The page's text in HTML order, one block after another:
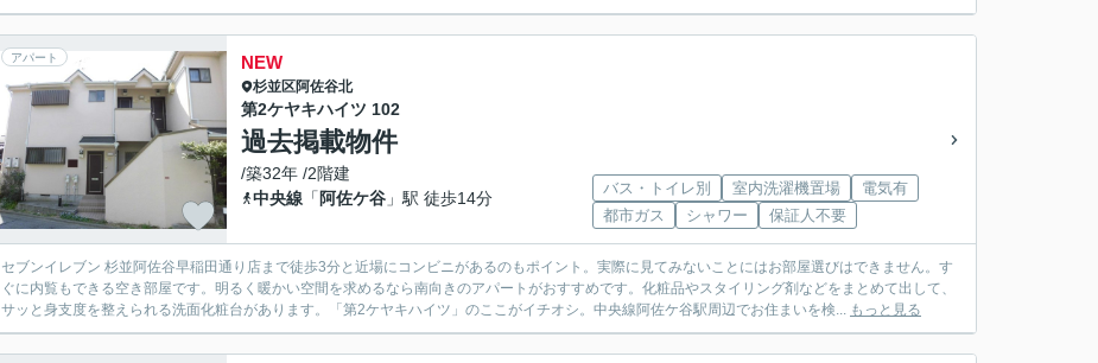
アパート NEW
杉並区阿佐谷北
第2ケヤキハイツ 102
過去掲載物件
/築32年 /2階建
中央線 「 阿佐ケ谷 」駅 徒歩14分
バス・トイレ別 室内洗濯機置場
電気有
都市ガス
シャワー 保証人不要
セブンイレブン 杉並阿佐谷早稲田通り店まで徒歩3分と近場にコンビニがあるのもポイント。実際に見てみないことにはお部屋選びはできません。す
ぐに内覧もできる空き部屋です。明るく暖かい空間を求めるなら南向きのアパートがおすすめです。化粧品やスタイリング剤などをまとめて出して、
サッと身支度を整えられる洗面化粧台があります。「第2ケヤキハイツ」のここがイチオシ。中央線阿佐ケ谷駅周辺でお住まいを検... もっと見る